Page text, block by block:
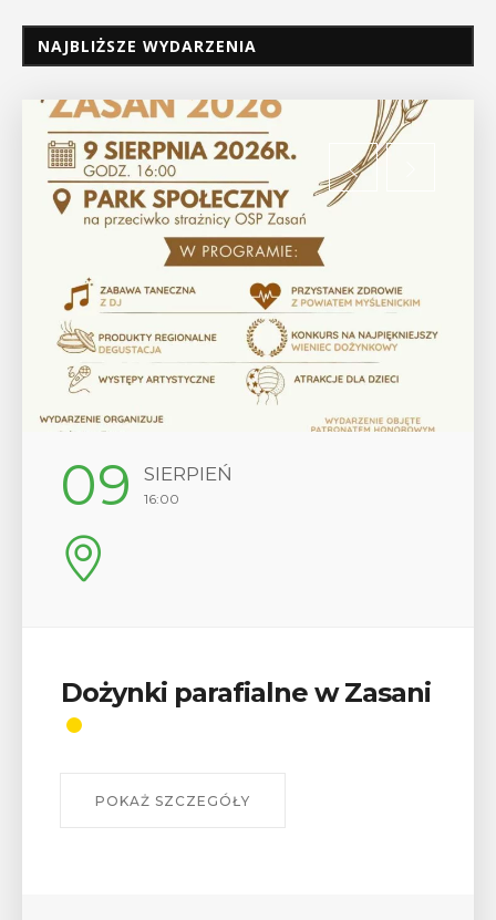
NAJBLIŻSZE WYDARZENIA
12 SIERPIEŃ
17:00
Wykład „Jak zdobyć
odznaki na myślenickich
W środę 12 sierpnia o godz. 17 w Miejskiej